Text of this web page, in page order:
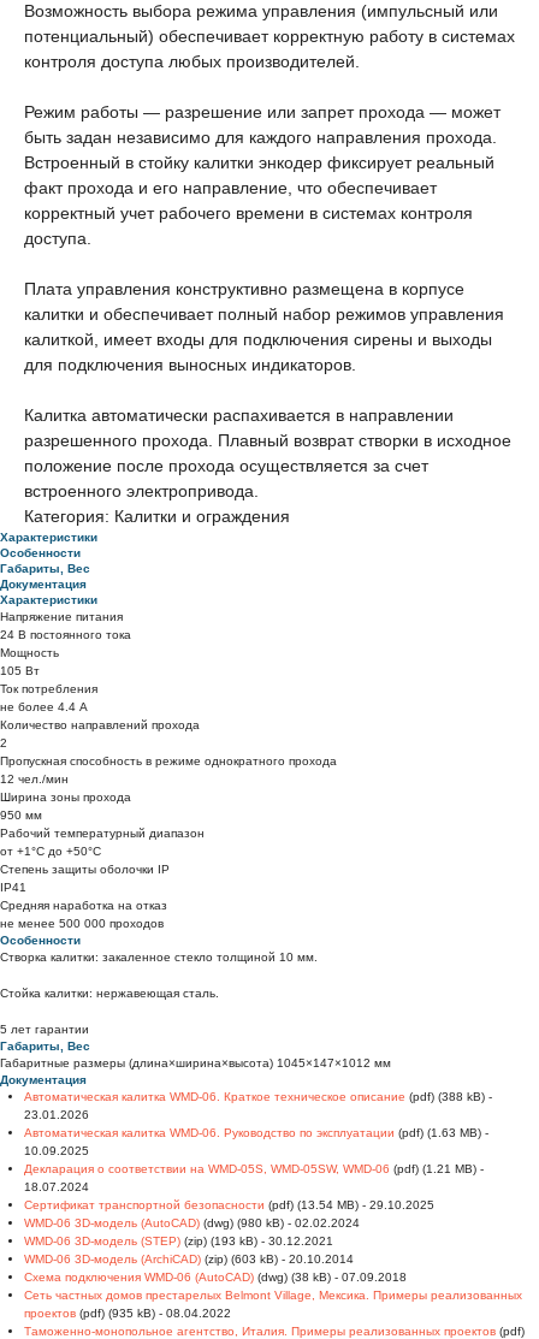
Возможность выбора режима управления (импульсный или
потенциальный) обеспечивает корректную работу в системах
контроля доступа любых производителей.
Режим работы — разрешение или запрет прохода — может
быть задан независимо для каждого направления прохода.
Встроенный в стойку калитки энкодер фиксирует реальный
факт прохода и его направление, что обеспечивает
корректный учет рабочего времени в системах контроля
доступа.
Плата управления конструктивно размещена в корпусе
калитки и обеспечивает полный набор режимов управления
калиткой, имеет входы для подключения сирены и выходы
для подключения выносных индикаторов.
Калитка автоматически распахивается в направлении
разрешенного прохода. Плавный возврат створки в исходное
положение после прохода осуществляется за счет
встроенного электропривода.
Категория: Калитки и ограждения
Характеристики
Особенности
Габариты, Вес
Документация
Характеристики
Напряжение питания
24 В постоянного тока
Мощность
105 Вт
Ток потребления
не более 4.4 А
Количество направлений прохода
2
Пропускная способность в режиме однократного прохода
12 чел./мин
Ширина зоны прохода
950 мм
Рабочий температурный диапазон
от +1°C до +50°C
Степень защиты оболочки IP
IP41
Средняя наработка на отказ
не менее 500 000 проходов
Особенности
Створка калитки: закаленное стекло толщиной 10 мм.
Стойка калитки: нержавеющая сталь.
5 лет гарантии
Габариты, Вес
Габаритные размеры (длина×ширина×высота) 1045×147×1012 мм
Документация
Автоматическая калитка WMD-06. Краткое техническое описание (pdf) (388 kB) -
23.01.2026
Автоматическая калитка WMD-06. Руководство по эксплуатации (pdf) (1.63 MB) -
10.09.2025
Декларация о соответствии на WMD-05S, WMD-05SW, WMD-06 (pdf) (1.21 MB) -
18.07.2024
Сертификат транспортной безопасности (pdf) (13.54 MB) - 29.10.2025
WMD-06 3D-модель (AutoCAD) (dwg) (980 kB) - 02.02.2024
WMD-06 3D-модель (STEP) (zip) (193 kB) - 30.12.2021
WMD-06 3D-модель (ArchiCAD) (zip) (603 kB) - 20.10.2014
Схема подключения WMD-06 (AutoCAD) (dwg) (38 kB) - 07.09.2018
Сеть частных домов престарелых Belmont Village, Мексика. Примеры реализованных
проектов (pdf) (935 kB) - 08.04.2022
Таможенно-монопольное агентство, Италия. Примеры реализованных проектов (pdf)